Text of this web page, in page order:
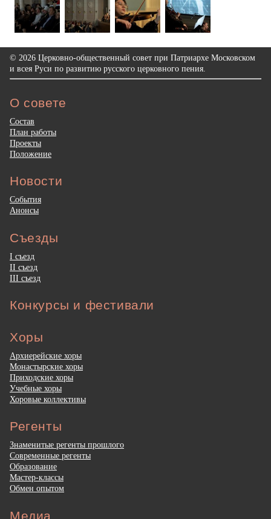
© 2026 Церковно-общественный совет при Патриархе Московском
и всея Руси по развитию русского церковного пения.
О совете
Состав
План работы
Проекты
Положение
Новости
События
Анонсы
Съезды
I съезд
II съезд
III съезд
Конкурсы и фестивали
Хоры
Архиерейские хоры
Монастырские хоры
Приходские хоры
Учебные хоры
Хоровые коллективы
Регенты
Знаменитые регенты прошлого
Современные регенты
Образование
Мастер-классы
Обмен опытом
Медиа